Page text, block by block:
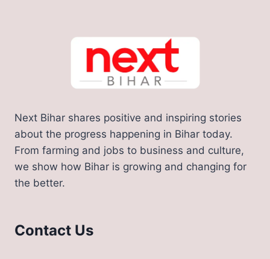
Next Bihar shares positive and inspiring stories
about the progress happening in Bihar today.
From farming and jobs to business and culture,
we show how Bihar is growing and changing for
the better.
Contact Us